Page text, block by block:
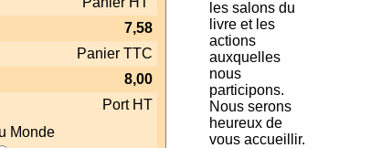
7,58
Panier TTC
8,00
Port HT
Monde
les salons du
livre et les
actions
auxquelles
nous
participons.
Nous serons
heureux de
vous accueillir.